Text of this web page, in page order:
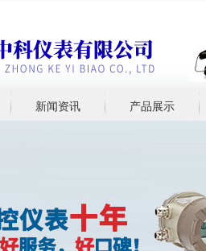
新闻资讯 产品展示